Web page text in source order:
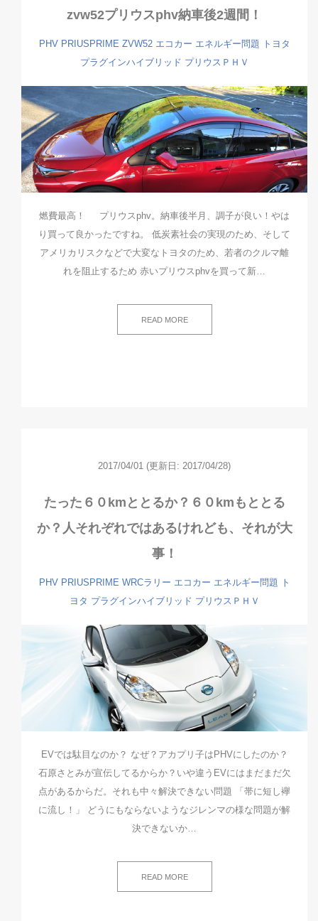
zvw52プリウスphv納車後2週間！
PHV PRIUSPRIME ZVW52 エコカー エネルギー問題 トヨタ
プラグインハイブリッド プリウスＰＨＶ
燃費最高！ プリウスphv。納車後半月、調子が良い！やは
り買って良かったですね。 低炭素社会の実現のため、そして
アメリカリスクなどで大変なトヨタのため、若者のクルマ離
れを阻止するため 赤いプリウスphvを買って新…
READ MORE
2017/04/01 (更新日: 2017/04/28)
たった６０kmととるか？６０kmもととる
か？人それぞれではあるけれども、それが大
事！
PHV PRIUSPRIME WRCラリー エコカー エネルギー問題 ト
ヨタ プラグインハイブリッド プリウスＰＨＶ
EVでは駄目なのか？ なぜ？アカプリ子はPHVにしたのか？
石原さとみが宣伝してるからか？いや違うEVにはまだまだ欠
点があるからだ。それも中々解決できない問題 「帯に短し襷
に流し！」 どうにもならないようなジレンマの様な問題が解
決できないか…
READ MORE